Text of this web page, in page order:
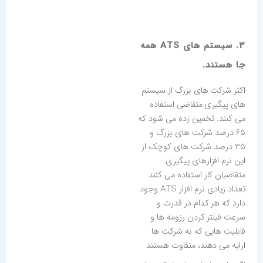
3. سیستم های ATS همه
جا هستند.
اکثر شرکت های بزرگ از سیستم
های پیگیری متقاضی استفاده
می کنند. تخمین زده می شود که
65 درصد شرکت های بزرگ و
35 درصد شرکت های کوچک از
این نرم افزارهای پیگیری
متقاضیان کار استفاده می کنند.
تعداد زیادی نرم افزار ATS وجود
دارد که هر کدام در قدرت و
سرعت فیلتر کردن رزومه ها و
قابلیت هایی که به شرکت ها
ارایه می دهند، متفاوت هستند